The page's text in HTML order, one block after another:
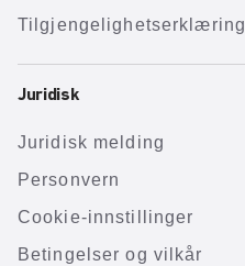
Tilgjengelighetserklæring
Juridisk
Juridisk melding
Personvern
Cookie-innstillinger
Betingelser og vilkår